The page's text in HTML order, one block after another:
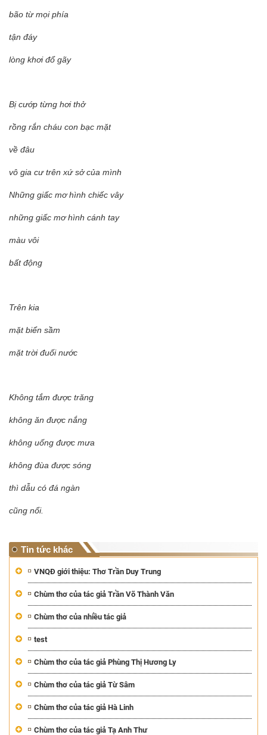
bão từ mọi phía
tận đáy
lòng khơi đổ gãy
Bị cướp từng hơi thở
rồng rắn cháu con bạc mặt
về đâu
vô gia cư trên xứ sở của mình
Những giấc mơ hình chiếc vây
những giấc mơ hình cánh tay
màu vôi
bất động
Trên kia
mặt biển sầm
mặt trời đuối nước
Không tắm được trăng
không ăn được nắng
không uống được mưa
không đùa được sóng
thì dẫu có đá ngàn
cũng nổi.
Tin tức khác
VNQĐ giới thiệu: Thơ Trần Duy Trung
Chùm thơ của tác giả Trần Võ Thành Văn
Chùm thơ của nhiều tác giả
test
Chùm thơ của tác giả Phùng Thị Hương Ly
Chùm thơ của tác giả Từ Sâm
Chùm thơ của tác giả Hà Linh
Chùm thơ của tác giả Tạ Anh Thư